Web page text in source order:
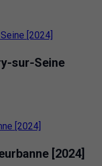
sur-Seine
[2024]